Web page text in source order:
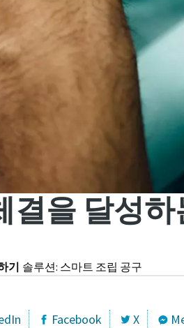
결을 달성하
기 솔루션: 스마트 조립 공구
Facebook X